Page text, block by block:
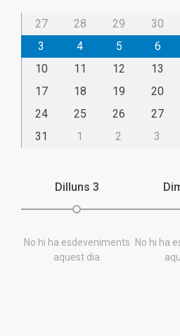
27 28 29 30
3
4 5 6
10
11 12 13
17
18 19 20
24
25 26 27
31
1 2 3
Dilluns 3
No hi ha esdeveniments
aquest dia
No hi ha